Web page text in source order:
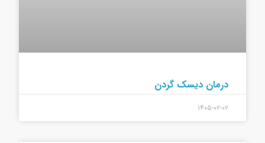
درمان دیسک گردن
۱۴۰۵-۰۲-۰۲